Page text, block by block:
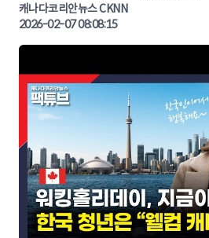
다뉴스 | CKNNEWS, 캐나다코리안뉴스
캐나다코리안뉴스 CKNN
2026-02-07 08:08:15